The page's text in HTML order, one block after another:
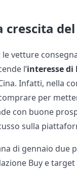
del
vetture
l’interesse di
Infatti, nella
per
con buone
sulla
di gennaio due
Buy e